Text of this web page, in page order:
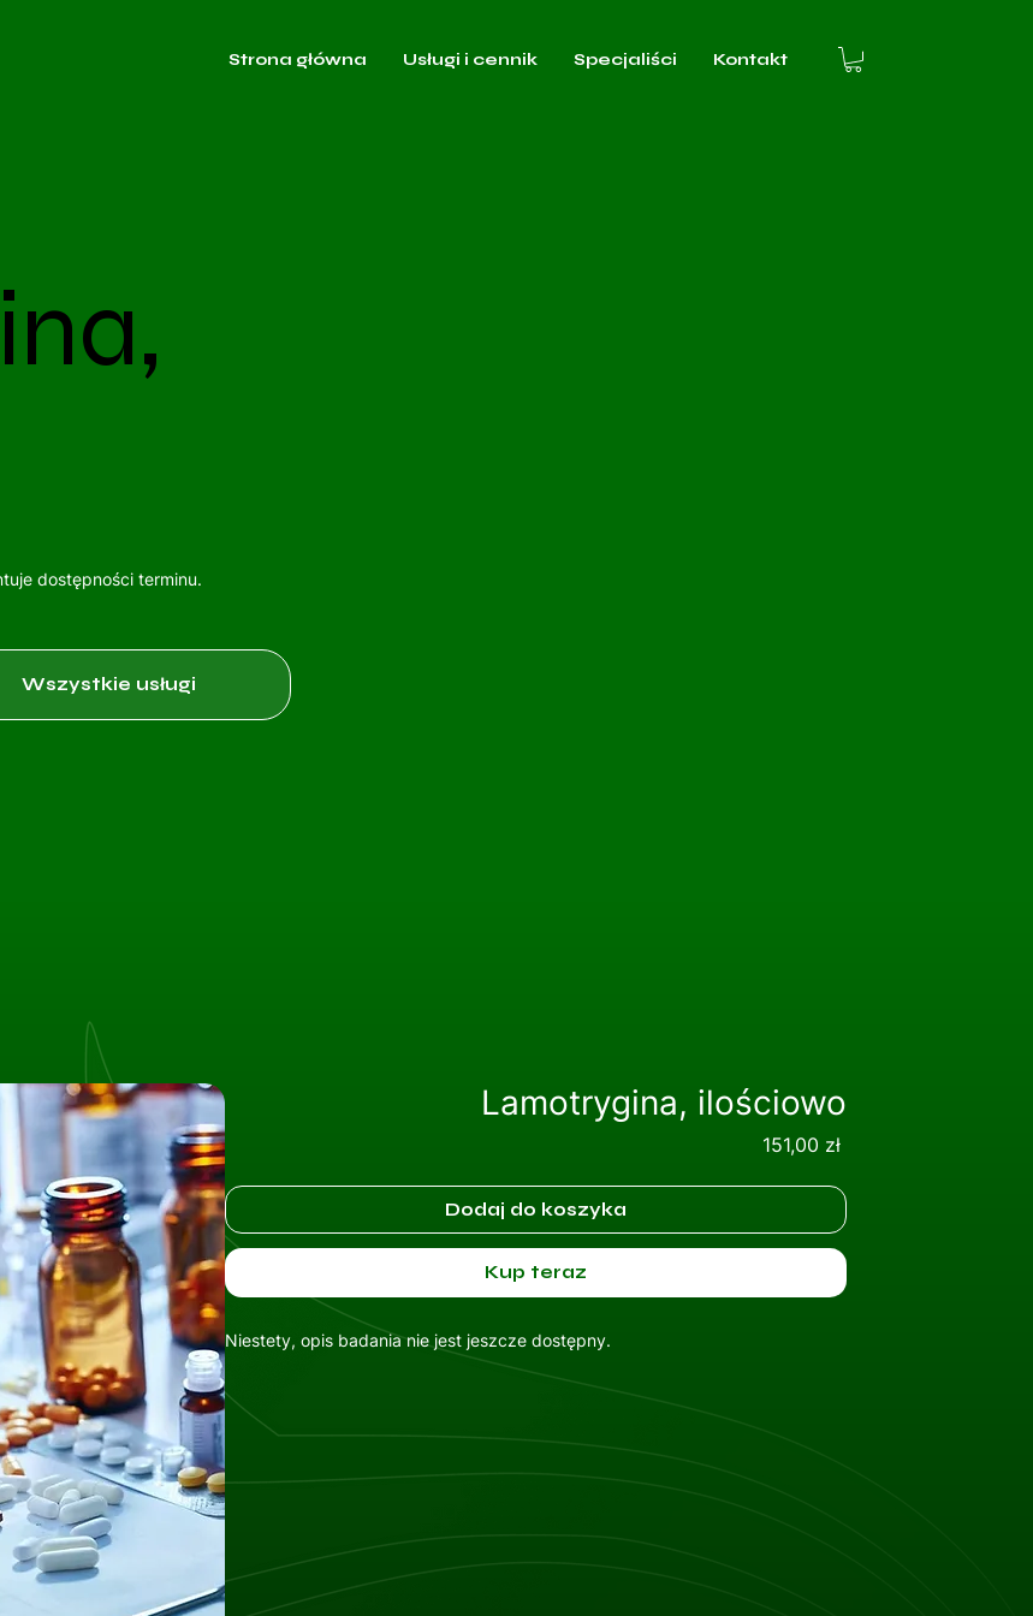
Strona główna Usługi i cennik Specjaliści Kontakt
dostępności terminu.
Wszystkie usługi
Lamotrygina, ilościowo
151,00 złCena
Dodaj do koszyka
Kup teraz
Niestety, opis badania nie jest jeszcze dostępny.